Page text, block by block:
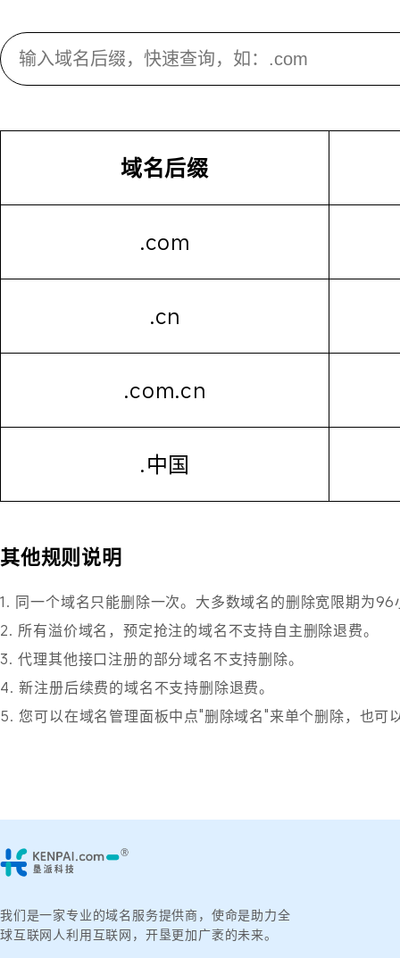
域名后缀
.com
.cn
.com.cn
.中国
其他规则说明
1. 同一个域名只能删除一次。大多数域名的删除宽限期为96
2. 所有溢价域名，预定抢注的域名不支持自主删除退费。
3. 代理其他接口注册的部分域名不支持删除。
4. 新注册后续费的域名不支持删除退费。
5. 您可以在域名管理面板中点"删除域名"来单个删除，也可
我们是一家专业的域名服务提供商，使命是助力全
球互联网人利用互联网，开垦更加广袤的未来。